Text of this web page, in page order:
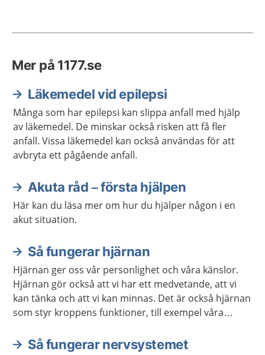
Mer på 1177.se
Läkemedel vid epilepsi
Många som har epilepsi kan slippa anfall med hjälp
av läkemedel. De minskar också risken att få fler
anfall. Vissa läkemedel kan också användas för att
avbryta ett pågående anfall.
Akuta råd – första hjälpen
Här kan du läsa mer om hur du hjälper någon i en
akut situation.
Så fungerar hjärnan
Hjärnan ger oss vår personlighet och våra känslor.
Hjärnan gör också att vi har ett medvetande, att vi
kan tänka och att vi kan minnas. Det är också hjärnan
som styr kroppens funktioner, till exempel våra
Så fungerar nervsystemet